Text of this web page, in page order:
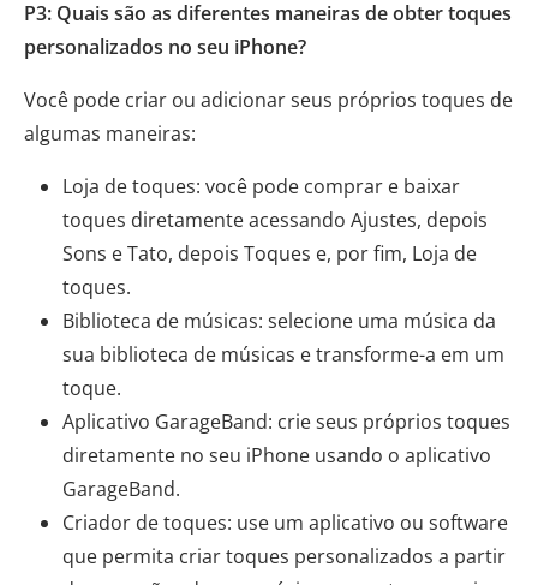
P3: Quais são as diferentes maneiras de obter toques
personalizados no seu iPhone?
Você pode criar ou adicionar seus próprios toques de
algumas maneiras:
Loja de toques: você pode comprar e baixar
toques diretamente acessando Ajustes, depois
Sons e Tato, depois Toques e, por fim, Loja de
toques.
Biblioteca de músicas: selecione uma música da
sua biblioteca de músicas e transforme-a em um
toque.
Aplicativo GarageBand: crie seus próprios toques
diretamente no seu iPhone usando o aplicativo
GarageBand.
Criador de toques: use um aplicativo ou software
que permita criar toques personalizados a partir